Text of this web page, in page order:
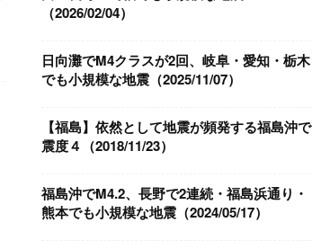
（2026/02/04）
日向灘でM4クラスが2回、岐阜・愛知・栃木
でも小規模な地震（2025/11/07）
【福島】依然として地震が頻発する福島沖で
震度４（2018/11/23）
福島沖でM4.2、長野で2連続・福島浜通り・
熊本でも小規模な地震（2024/05/17）